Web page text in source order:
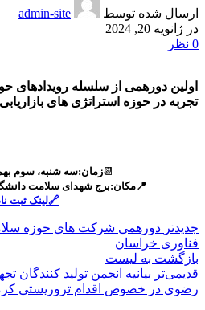
ارسال شده توسط
admin-site
در ژانویه 20, 2024
0 نظر
اولین دورهمی از سلسله رویدادهای
تجربه در حوزه استراتژی های
📆زمان:سه شنبه، سوم
📍مکان:برج شهدای سلامت
🔗لینک ثبت
جدیدتر دورهمی شرکت های حوزه
فناوری خراسان
بازگشت به لیست
قدیمی‌تر بیانیه انجمن تولید
رضوی در خصوص اقدام تروریستی